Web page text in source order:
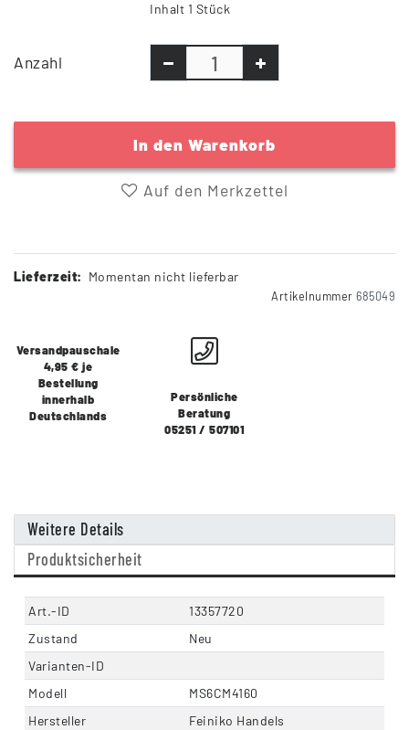
Inhalt 1 Stück
Anzahl
In den Warenkorb
Auf den Merkzettel
Lieferzeit: Momentan nicht lieferbar
Artikelnummer 685049
Versandpauschale
4,95 € je
Bestellung
innerhalb
Deutschlands
Persönliche
Beratung
05251 / 507101
Weitere Details
Produktsicherheit
Art.-ID
13357720
Zustand
Neu
Varianten-ID
Modell
MS6CM4160
Hersteller
Feiniko Handels